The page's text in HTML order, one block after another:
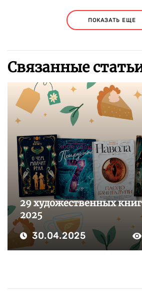
ПОКАЗАТЬ ЕЩЕ
Связанные
29 художественных
2025
30.04.2025